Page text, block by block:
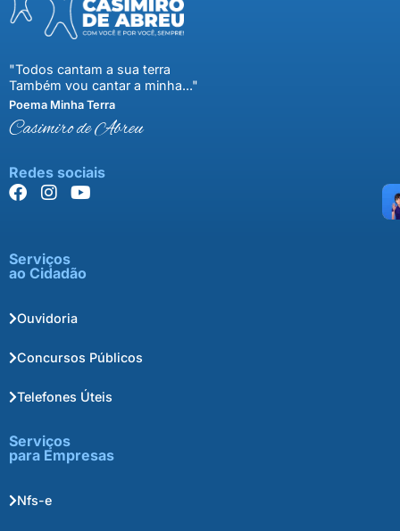
"Todos cantam a sua terra
Também vou cantar a minha..."
Poema Minha Terra
Casimiro de Abreu
Redes sociais
Serviços
ao Cidadão
Ouvidoria
Concursos Públicos
Telefones Úteis
Serviços
para Empresas
Nfs-e